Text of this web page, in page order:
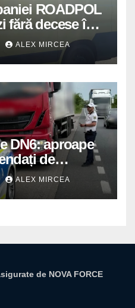
ROADPOL
fără decese în
ALEX MIRCEA
DN6: aproape
de
ALEX MIRCEA
de NOVA FORCE